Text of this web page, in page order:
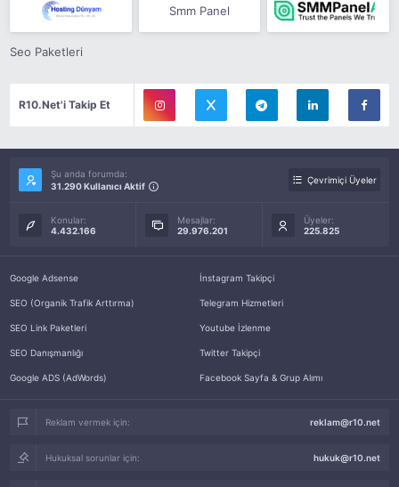
Smm Panel
Seo Paketleri
R10.Net'i Takip Et
Şu anda forumda:
31.290 Kullanıcı Aktif
Çevrimiçi Üyeler
Konular:
4.432.166
Mesajlar:
29.976.201
Üyeler:
225.825
Google Adsense
SEO (Organik Trafik Arttırma)
SEO Link Paketleri
SEO Danışmanlığı
Google ADS (AdWords)
İnstagram Takipçi
Telegram Hizmetleri
Youtube İzlenme
Twitter Takipçi
Facebook Sayfa & Grup Alımı
Reklam vermek için: reklam@r10.net
Hukuksal sorunlar için: hukuk@r10.net